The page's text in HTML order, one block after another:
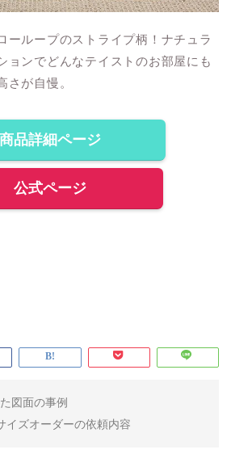
ーループのストライプ柄！ナチュラ
ョンでどんなテイストのお部屋にも
さが自慢。
商品詳細ページ
公式ページ
図面の事例
イズオーダーの依頼内容